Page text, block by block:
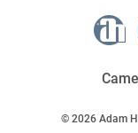
© 2026 Adam